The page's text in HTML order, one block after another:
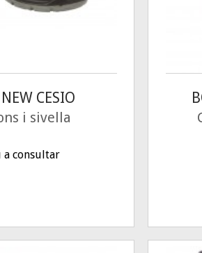
CESIO
i sivella
a consultar